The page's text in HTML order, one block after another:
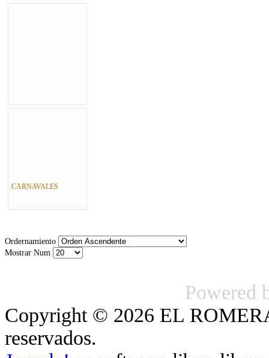
CARNAVALES
Ordernamiento
Mostrar Num
Powered
Copyright © 2026 EL
reservados.